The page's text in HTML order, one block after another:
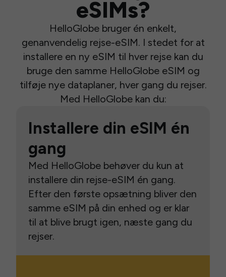
eSIMs?
HelloGlobe bruger én enkelt,
genanvendelig rejse-eSIM. I stedet for at
installere en ny eSIM til hver rejse kan du
bruge den samme HelloGlobe eSIM og
tilføje nye dataplaner, hver gang du rejser.
Med HelloGlobe kan du:
Installere din eSIM én
gang
Med HelloGlobe behøver du kun at
installere din rejse-eSIM én gang.
Efter den første opsætning bliver den
samme eSIM på din enhed og er klar
til at blive brugt igen, næste gang du
rejser.